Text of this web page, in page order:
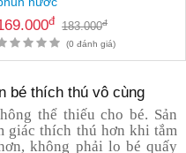
đ 183.000đ
(0 đánh giá)
bé thích thú vô cùng
thể thiếu cho bé. Sản
giác thích thú hơn khi tắm
không phải lo bé quấy